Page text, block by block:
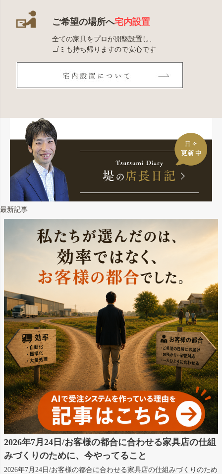
ご希望の場所へ宅内設置
全ての家具をプロが開墾設置し、
ゴミも持ち帰りますので安心です
最新記事
2026年7月24日/お客様の都合に合わせる家具店の仕組
みづくりのために、今やってること
2026年7月24日/お客様の都合に合わせる家具店の仕組みづくりのため